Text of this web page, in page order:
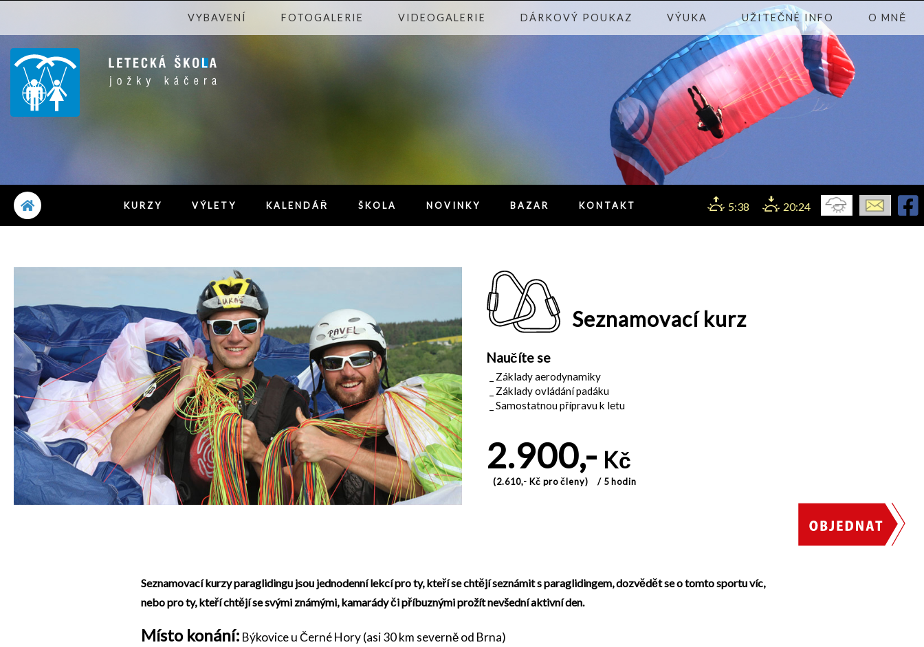
VYBAVENÍ FOTOGALERIE VIDEOGALERIE DÁRKOVÝ POUKAZ VÝUKA UŽITEČNÉ INFO O MNĚ
KURZY VÝLETY KALENDÁŘ ŠKOLA NOVINKY BAZAR KONTAKT 20:24
5:38
Seznamovací kurz
Naučíte se
Základy aerodynamiky
Základy ovládání padáku
Samostatnou přípravu k letu
2.900,- Kč
(2.610,- Kč pro členy) / 5 hodin
Seznamovací kurzy paraglidingu jsou jednodenní lekcí pro ty, kteří se chtějí seznámit s paraglidingem, dozvědět se o tomto sportu víc,
nebo pro ty, kteří chtějí se svými známými, kamarády či příbuznými prožít nevšední aktivní den.
Místo konání: Býkovice u Černé Hory (asi 30 km severně od Brna)